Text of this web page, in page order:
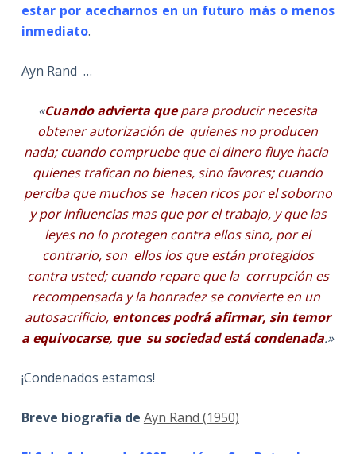
estar por acecharnos en un futuro más o menos
inmediato.
Ayn Rand …
«Cuando advierta quepara producir necesita
obtener autorización de quienes no producen
nada; cuando compruebe que el dinero fluye hacia
quienes trafican no bienes, sino favores; cuando
perciba que muchos se hacen ricos por el soborno
y por influencias mas que por el trabajo, y que las
leyes no lo protegen contra ellos sino, por el
contrario, son ellos los que están protegidos
contra usted; cuando repare que la corrupción es
recompensada y la honradez se convierte en un
autosacrificio, entonces podrá afirmar, sin temor
a equivocarse, que su sociedad está condenada.»
¡Condenados estamos!
Breve biografía de Ayn Rand (1950)